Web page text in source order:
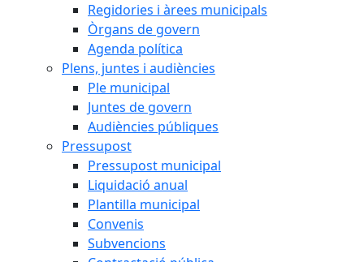
Regidories i àrees municipals
Òrgans de govern
Agenda política
Plens, juntes i audiències
Ple municipal
Juntes de govern
Audiències públiques
Pressupost
Pressupost municipal
Liquidació anual
Plantilla municipal
Convenis
Subvencions